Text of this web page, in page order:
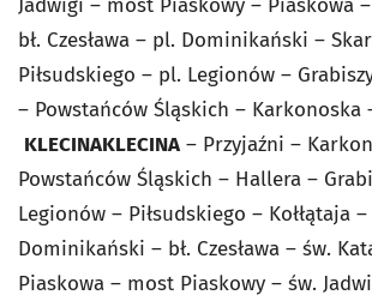
Jadwigi – most Piaskowy – Piaskowa
bł. Czesława – pl. Dominikański –
Piłsudskiego – pl. Legionów –
– Powstańców Śląskich – Karkonoska
KLECINAKLECINA– Przyjaźni –
Powstańców Śląskich – Hallera –
Legionów – Piłsudskiego – Kołłątaja
Dominikański – bł. Czesława – św.
Piaskowa – most Piaskowy – św.